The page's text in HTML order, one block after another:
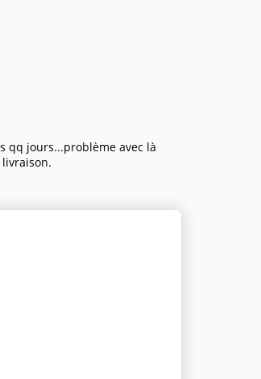
qq jours...problème avec là